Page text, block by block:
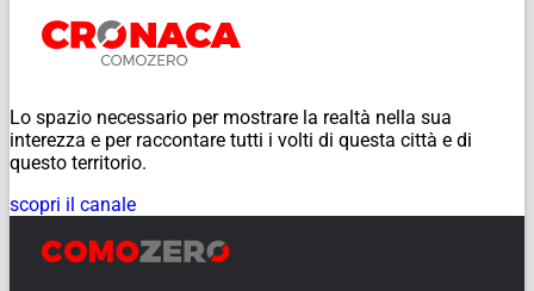
Lo spazio necessario per mostrare la realtà nella sua
interezza e per raccontare tutti i volti di questa città e di
questo territorio.
scopri il canale